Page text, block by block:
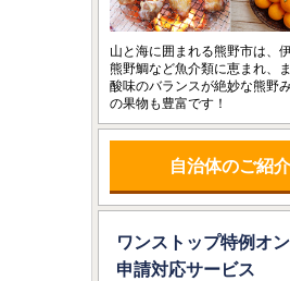
山と海に囲まれる熊野市は、
熊野鯛など魚介類に恵まれ、
酸味のバランスが絶妙な熊野
の果物も豊富です！
自治体のご紹介
ワンストップ特例オ
申請対応サービス